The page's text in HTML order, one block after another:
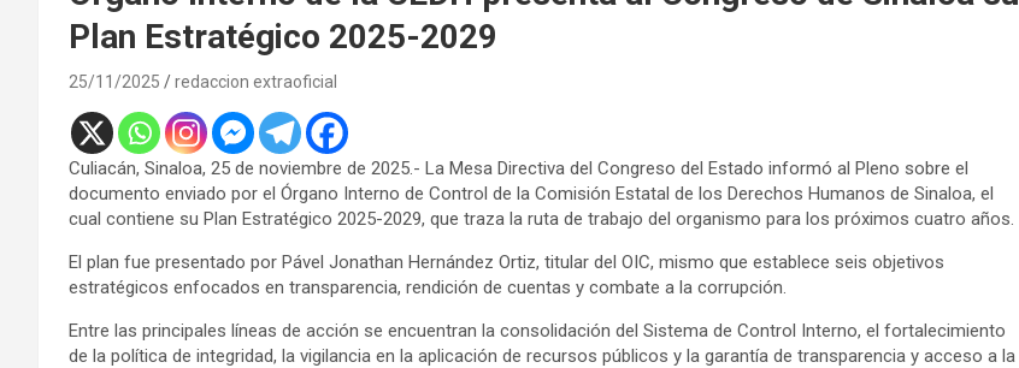
Plan Estratégico 2025-2029
25/11/2025 redaccion extraoficial
Culiacán, Sinaloa, 25 de noviembre de 2025.- La Mesa Directiva del Congreso del Estado informó al Pleno sobre el
documento enviado por el Órgano Interno de Control de la Comisión Estatal de los Derechos Humanos de Sinaloa, el
cual contiene su Plan Estratégico 2025-2029, que traza la ruta de trabajo del organismo para los próximos cuatro años.
El plan fue presentado por Pável Jonathan Hernández Ortiz, titular del OIC, mismo que establece seis objetivos
estratégicos enfocados en transparencia, rendición de cuentas y combate a la corrupción.
Entre las principales líneas de acción se encuentran la consolidación del Sistema de Control Interno, el fortalecimiento
de la política de integridad, la vigilancia en la aplicación de recursos públicos y la garantía de transparencia y acceso a la